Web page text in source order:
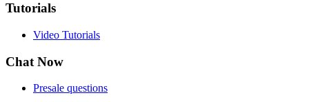
Tutorials
Video Tutorials
Chat Now
Presale questions